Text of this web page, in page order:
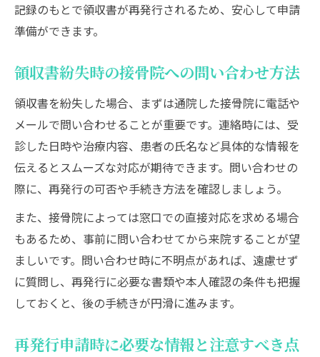
記録のもとで領収書が再発行されるため、安心して申請
準備ができます。
領収書紛失時の接骨院への問い合わせ方法
領収書を紛失した場合、まずは通院した接骨院に電話や
メールで問い合わせることが重要です。連絡時には、受
診した日時や治療内容、患者の氏名など具体的な情報を
伝えるとスムーズな対応が期待できます。問い合わせの
際に、再発行の可否や手続き方法を確認しましょう。
また、接骨院によっては窓口での直接対応を求める場合
もあるため、事前に問い合わせてから来院することが望
ましいです。問い合わせ時に不明点があれば、遠慮せず
に質問し、再発行に必要な書類や本人確認の条件も把握
しておくと、後の手続きが円滑に進みます。
再発行申請時に必要な情報と注意すべき点